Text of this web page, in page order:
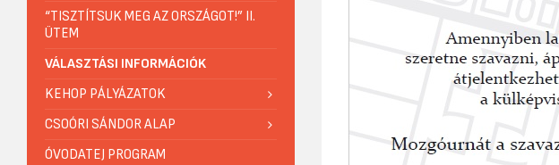
“TISZTÍTSUK MEG AZ ORSZÁGOT!” II.
ÜTEM
VÁLASZTÁSI INFORMÁCIÓK
KEHOP PÁLYÁZATOK
CSOÓRI SÁNDOR ALAP
ÓVODATEJ PROGRAM